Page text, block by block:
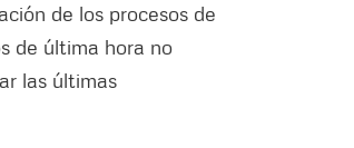
de los procesos de
de última hora no
las últimas